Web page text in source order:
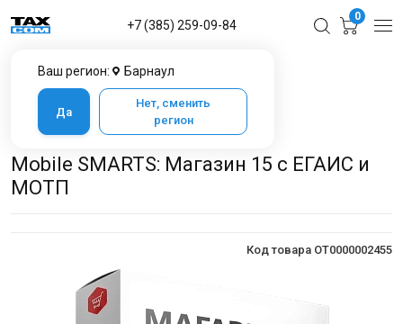
Ваш регион: Барнаул
Да
Нет, сменить
регион
+7 (385) 259-09-84
0
Программное обеспечение
Cleverence
Mobile Smarts: Магазин 15
Mobile SMARTS: Магазин 15 с ЕГАИС и МОТП
Mobile SMARTS: Магазин 15 с ЕГАИС и
МОТП
Код товара OT0000002455